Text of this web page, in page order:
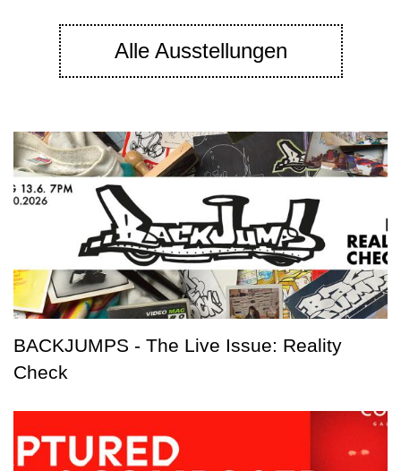
Alle Ausstellungen
BACKJUMPS - The Live Issue: Reality
Check